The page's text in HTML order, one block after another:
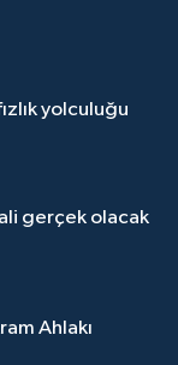
yolculuğu
gerçek olacak
Ahlakı